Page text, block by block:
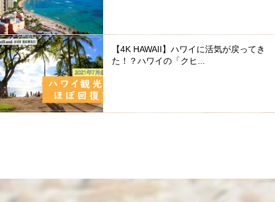
【4K HAWAII】ハワイに活気が戻ってき
た！？ハワイの「クヒ...